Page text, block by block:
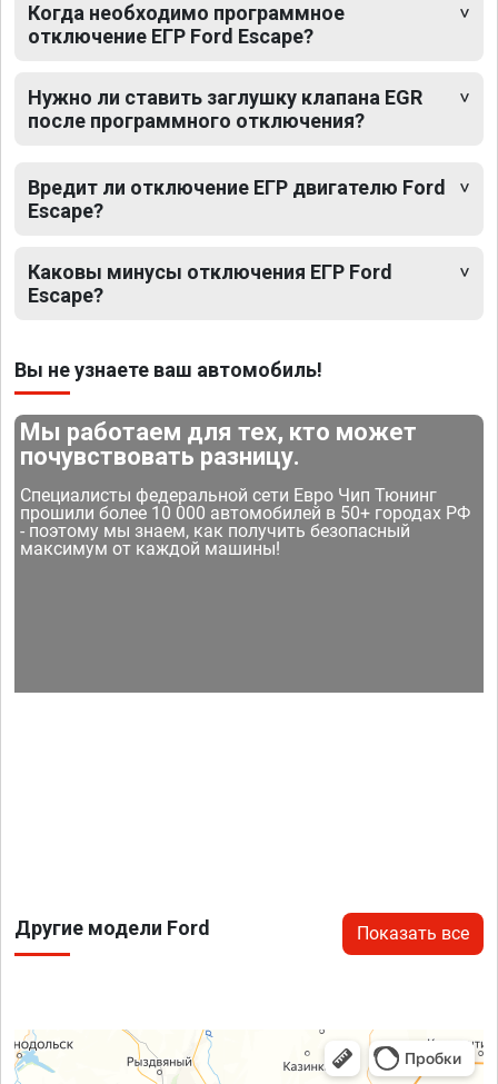
Когда необходимо программное
отключение ЕГР Ford Escape?
Нужно ли ставить заглушку клапана EGR
после программного отключения?
Вредит ли отключение ЕГР двигателю Ford
Escape?
Каковы минусы отключения ЕГР Ford
Escape?
Вы не узнаете ваш автомобиль!
Мы работаем для тех, кто может
почувствовать разницу.
Специалисты федеральной сети Евро Чип Тюнинг
прошили более 10 000 автомобилей в 50+ городах РФ
- поэтому мы знаем, как получить безопасный
максимум от каждой машины!
Другие модели Ford Показать все